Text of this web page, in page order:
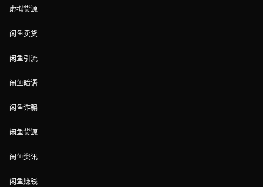
虚拟货源
闲鱼卖货
闲鱼引流
闲鱼暗语
闲鱼诈骗
闲鱼货源
闲鱼资讯
闲鱼赚钱